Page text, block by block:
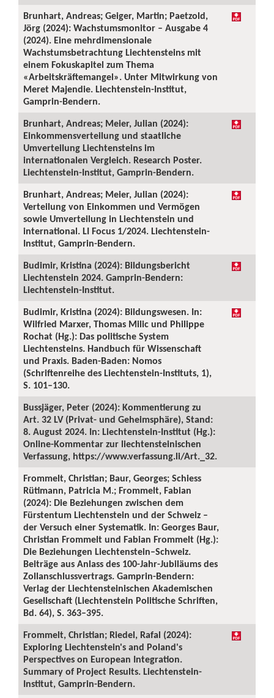
Brunhart, Andreas; Geiger, Martin; Paetzold,
Jörg (2024): Wachstumsmonitor – Ausgabe 4
(2024). Eine mehrdimensionale
Wachstumsbetrachtung Liechtensteins mit
einem Fokuskapitel zum Thema
«Arbeitskräftemangel». Unter Mitwirkung von
Meret Majendie. Liechtenstein-Institut,
Gamprin-Bendern.
Brunhart, Andreas; Meier, Julian (2024):
Einkommensverteilung und staatliche
Umverteilung Liechtensteins im
internationalen Vergleich. Research Poster.
Liechtenstein-Institut, Gamprin-Bendern.
Brunhart, Andreas; Meier, Julian (2024):
Verteilung von Einkommen und Vermögen
sowie Umverteilung in Liechtenstein und
international. LI Focus 1/2024. Liechtenstein-
Institut, Gamprin-Bendern.
Budimir, Kristina (2024): Bildungsbericht
Liechtenstein 2024. Gamprin-Bendern:
Liechtenstein-Institut.
Budimir, Kristina (2024): Bildungswesen. In:
Wilfried Marxer, Thomas Milic und Philippe
Rochat (Hg.): Das politische System
Liechtensteins. Handbuch für Wissenschaft
und Praxis. Baden-Baden: Nomos
(Schriftenreihe des Liechtenstein-Instituts, 1),
S. 101–130.
Bussjäger, Peter (2024): Kommentierung zu
Art. 32 LV (Privat- und Geheimsphäre), Stand:
8. August 2024. In: Liechtenstein-Institut (Hg.):
Online-Kommentar zur liechtensteinischen
Verfassung, https://www.verfassung.li/Art._32.
Frommelt, Christian; Baur, Georges; Schiess
Rütimann, Patricia M.; Frommelt, Fabian
(2024): Die Beziehungen zwischen dem
Fürstentum Liechtenstein und der Schweiz –
der Versuch einer Systematik. In: Georges Baur,
Christian Frommelt und Fabian Frommelt (Hg.):
Die Beziehungen Liechtenstein–Schweiz.
Beiträge aus Anlass des 100-Jahr-Jubiläums des
Zollanschlussvertrags. Gamprin-Bendern:
Verlag der Liechtensteinischen Akademischen
Gesellschaft (Liechtenstein Politische Schriften,
Bd. 64), S. 363–395.
Frommelt, Christian; Riedel, Rafal (2024):
Exploring Liechtenstein's and Poland's
Perspectives on European Integration.
Summary of Project Results. Liechtenstein-
Institut, Gamprin-Bendern.